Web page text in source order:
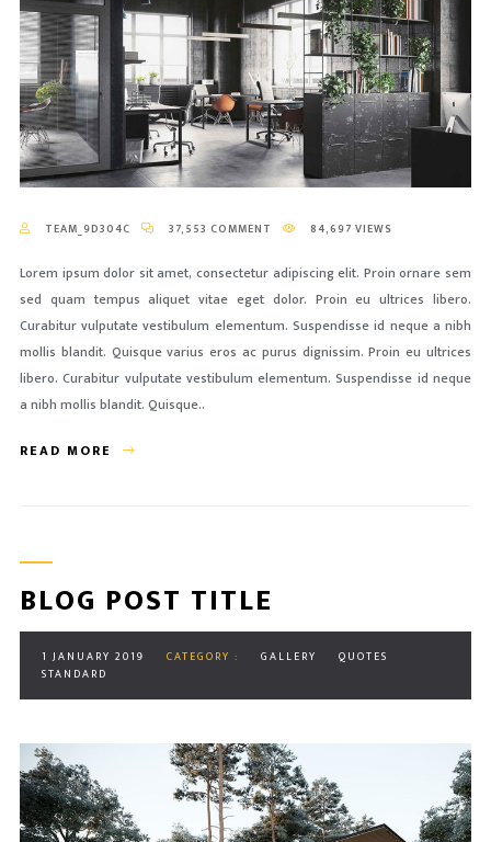
TEAM_9D304C 37,553 COMMENT 84,697 VIEWS
Lorem ipsum dolor sit amet, consectetur adipiscing elit. Proin ornare sem
sed quam tempus aliquet vitae eget dolor. Proin eu ultrices libero.
Curabitur vulputate vestibulum elementum. Suspendisse id neque a nibh
mollis blandit. Quisque varius eros ac purus dignissim. Proin eu ultrices
libero. Curabitur vulputate vestibulum elementum. Suspendisse id neque
a nibh mollis blandit. Quisque..
READ MORE
BLOG POST TITLE
1 JANUARY 2019 CATEGORY : GALLERY
QUOTES
STANDARD